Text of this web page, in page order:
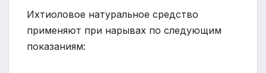
Ихтиоловое натуральное средство
применяют при нарывах по следующим
показаниям: